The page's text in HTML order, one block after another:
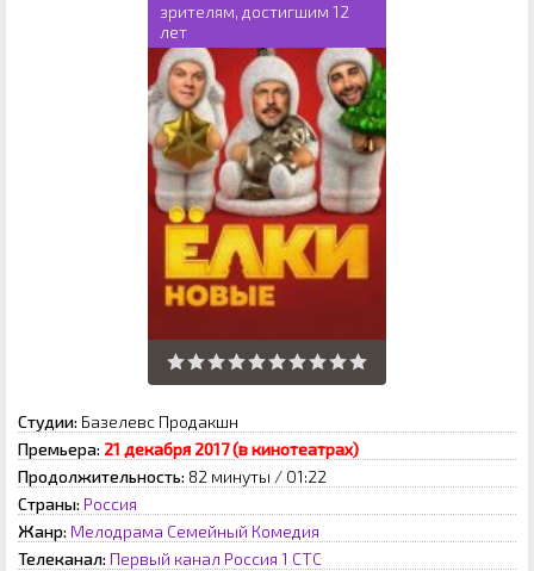
зрителям, достигшим 12
лет
Студии: Базелевс Продакшн
Премьера: 21 декабря 2017 (в кинотеатрах)
Продолжительность: 82 минуты / 01:22
Страны: Россия
Жанр: Мелодрама Семейный Комедия
Телеканал: Первый канал Россия 1 СТС